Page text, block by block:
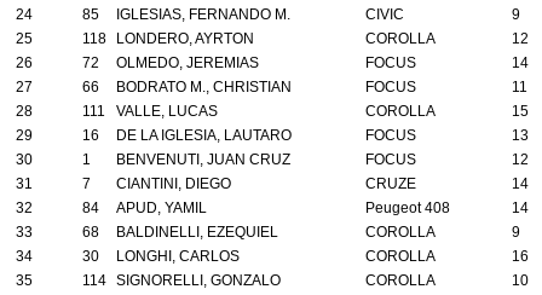
24
85 IGLESIAS, FERNANDO M. CIVIC
9
25
118 LONDERO, AYRTON COROLLA
12
26
72 OLMEDO, JEREMIAS FOCUS
14
27
66 BODRATO M., CHRISTIAN FOCUS
11
28
111 VALLE, LUCAS COROLLA
15
29
16 DE LA IGLESIA, LAUTARO FOCUS
13
30
1 BENVENUTI, JUAN CRUZ FOCUS
12
31
7 CIANTINI, DIEGO CRUZE
14
32
84 APUD, YAMIL Peugeot 408
14
33
68 BALDINELLI, EZEQUIEL COROLLA
9
34
30 LONGHI, CARLOS COROLLA
16
35
114 SIGNORELLI, GONZALO COROLLA
10